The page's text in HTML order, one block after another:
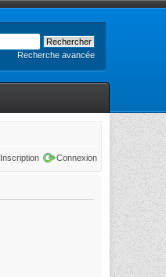
Recherche avancée
Inscription Connexion